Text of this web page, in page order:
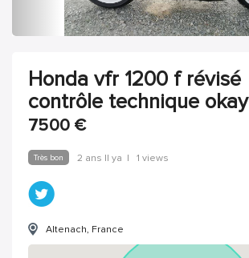
Honda vfr 1200 f révisé
contrôle technique okay
7500 €
Très bon 2 ans Il ya | 1 views
Altenach, France